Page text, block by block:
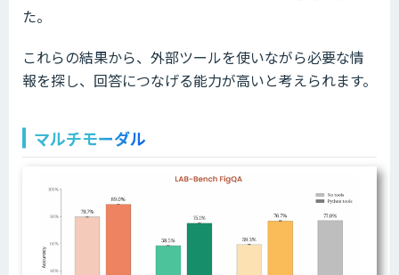
た。
これらの結果から、外部ツールを使いながら必要な情
報を探し、回答につなげる能力が高いと考えられます。
マルチモーダル